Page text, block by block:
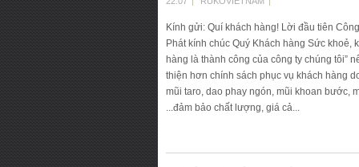
Kính gửi: Quí khách hàng! Lời đầu tiên
Phát kính chúc Quý Khách hàng Sức
hàng là thành công của công ty chúng tôi”
thiện hơn chính sách phục vụ khách hàng
mũi taro, dao phay ngón, mũi khoan bước,
...đảm bảo chất lượng, giá cả...